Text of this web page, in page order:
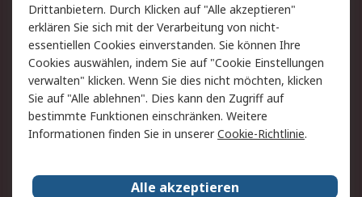
Rechtliches
AGB
Datenschutz
Cookie-Richtlinie
Zahlungsbedingungen
Copyright/Impressum
Über RS
Karriere bei RS
Nachhaltigkeit
Drittanbietern. Durch Klicken auf "Alle akzeptieren"
erklären Sie sich mit der Verarbeitung von nicht-
essentiellen Cookies einverstanden. Sie können Ihre
Cookies auswählen, indem Sie auf "Cookie Einstellungen
verwalten" klicken. Wenn Sie dies nicht möchten, klicken
Sie auf "Alle ablehnen". Dies kann den Zugriff auf
bestimmte Funktionen einschränken. Weitere
Informationen finden Sie in unsererCookie-Richtlinie.
Alle akzeptieren